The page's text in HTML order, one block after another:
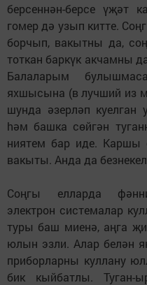
берсеннән-берсе үҗәт
гомер дә узып китте.
борчып, вакытны да,
тоткан баркүк акчамны
Балаларым
яхшысына (в лучший из
шунда әзерләп куелган
hәм башка сөйгән
ниятем бар иде.
вакыты. Анда да
Соңгы елларда
электрон системалар
туры баш миенә, аңга
юлын эзли. Алар белән
приборларны куллану
бик кыйбатлы. Туган-